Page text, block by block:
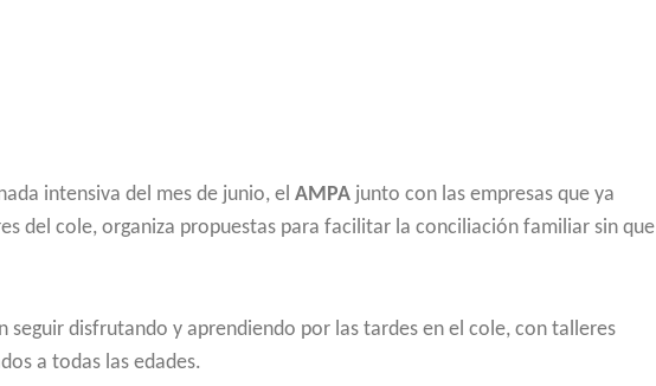
intensiva del mes de junio, el AMPA junto con las empresas que ya
del cole, organiza propuestas para facilitar la conciliación familiar sin que
seguir disfrutando y aprendiendo por las tardes en el cole, con talleres
a todas las edades.